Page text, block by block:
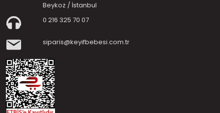
Beykoz / İstanbul
0 216 325 70 07
siparis@keyifbebesi.com.tr